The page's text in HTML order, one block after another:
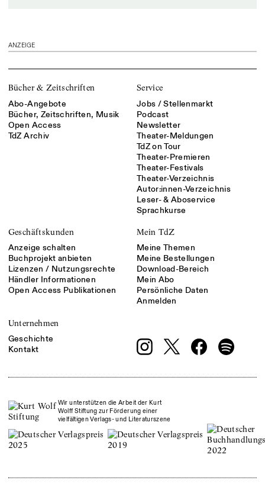
ANZEIGE
Bücher & Zeitschriften
Abo-Angebote
Bücher, Zeitschriften, Musik
Open Access
TdZ Archiv
Service
Jobs / Stellenmarkt
Podcast
Newsletter
Theater-Meldungen
TdZ on Tour
Theater-Premieren
Theater-Festivals
Theater-Verzeichnis
Autor:innen-Verzeichnis
Leser- & Aboservice
Sprachkurse
Geschäftskunden
Anzeige schalten
Buchprojekt anbieten
Lizenzen / Nutzungsrechte
Händler Informationen
Open Access Publikationen
Mein TdZ
Meine Themen
Meine Bestellungen
Download-Bereich
Mein Abo
Persönliche Daten
Anmelden
Unternehmen
Geschichte
Kontakt
Wir unterstützen die Arbeit der Kurt
Wolff Stiftung zur Förderung einer
vielfältigen Verlags- und Literaturszene